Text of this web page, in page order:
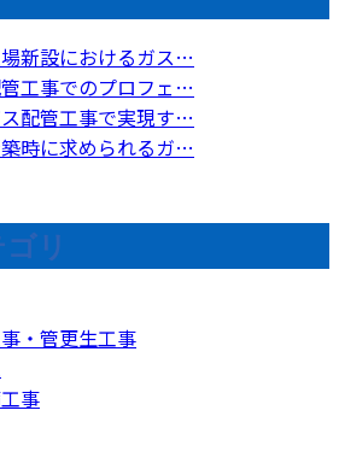
新設におけるガス…
工事でのプロフェ…
配管工事で実現す…
時に求められるガ…
リ
・管更生工事
事